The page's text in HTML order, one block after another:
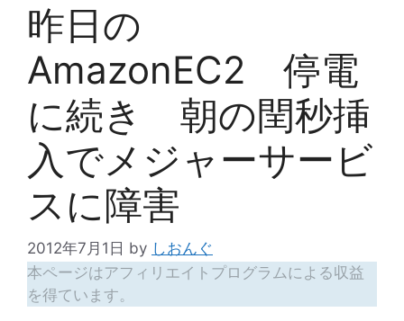
昨日の
AmazonEC2 停電
に続き 朝の閏秒挿
入でメジャーサービ
スに障害
2012年7月1日 by しおんぐ
本ページはアフィリエイトプログラムによる収益
を得ています。